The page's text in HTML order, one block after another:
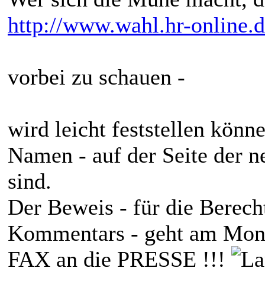
http://www.wahl.hr-
vorbei zu schauen -
wird leicht feststellen
Namen - auf der Seite der
sind.
Der Beweis - für die
Kommentars - geht am
FAX an die PRESSE !!!